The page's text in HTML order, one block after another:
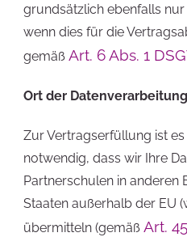
grundsätzlich ebenfalls
wenn dies für die
gemäß Art. 6 Abs. 1
Ort der Datenverarbeitung
Zur Vertragserfüllung ist
notwendig, dass wir Ihre
Partnerschulen in anderen
Staaten außerhalb der EU
übermitteln (gemäß Art.